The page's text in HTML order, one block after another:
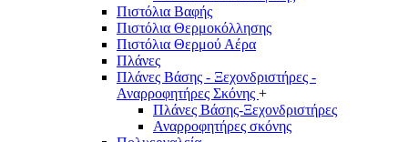
Πιστόλια Βαφής
Πιστόλια Θερμοκόλλησης
Πιστόλια Θερμού Αέρα
Πλάνες
Πλάνες Βάσης - Ξεχονδριστήρες -
Αναρροφητήρες Σκόνης +
Πλάνες Βάσης-Ξεχονδριστήρες
Αναρροφητήρες σκόνης